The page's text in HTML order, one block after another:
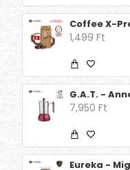
1,499 Ft
7,950 Ft